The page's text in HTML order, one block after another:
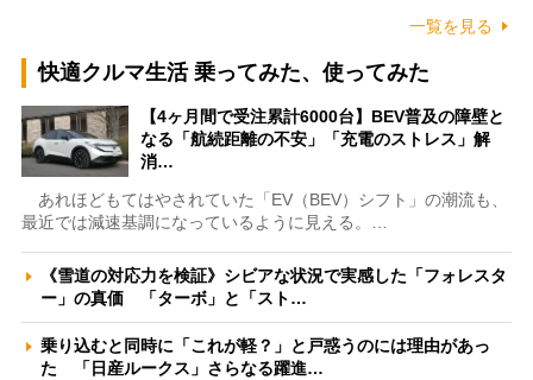
一覧を見る
快適クルマ生活 乗ってみた、使ってみた
【4ヶ月間で受注累計6000台】BEV普及の障壁と
なる「航続距離の不安」「充電のストレス」解
消…
あれほどもてはやされていた「EV（BEV）シフト」の潮流も、
最近では減速基調になっているように見える。…
《雪道の対応力を検証》シビアな状況で実感した「フォレスタ
ー」の真価 「ターボ」と「スト…
乗り込むと同時に「これが軽？」と戸惑うのには理由があっ
た 「日産ルークス」さらなる躍進…